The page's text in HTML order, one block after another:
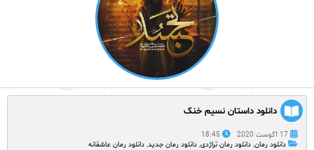
دانلود داستان نسیم خنک
17 آگوست 2020
18:45
دانلود رمان, دانلود رمان تراژدی, دانلود رمان جدید, دانلود رمان عاشقانه